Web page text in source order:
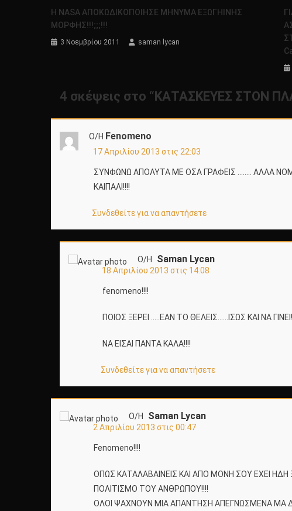
Η NASA ΑΠΟΚΩΔΙΚΟΠΟΙΗΣΕ ΜΗΝΥΜΑ ΕΞΩΓΗΙΝΗΣ
ΜΟΡΦΗΣ!!!;;;!!!
3 Νοεμβρίου 2011 saman lycan
4 σκέψεις στο “ ΚΑΤΑΣΚΕΥΕΣ ΣΤΟΝ
Ο/Η Fenomeno
17 Απριλίου 2013 στις 22:03
ΣΥΝΦΩΝΩ ΑΠΟΛΥΤΑ ΜΕ ΟΣΑ ΓΡΑΦΕΙΣ …….. ΑΛΛΑ
ΚΑΙΠΑΛΙ!!!!
Συνδεθείτε για να απαντήσετε
Ο/Η Saman Lycan
18 Απριλίου 2013 στις 14:08
fenomeno!!!!
ΠΟΙΟΣ ΞΕΡΕΙ …..ΕΑΝ ΤΟ ΘΕΛΕΙΣ……ΙΣΩΣ ΚΑΙ ΝΑ
ΝΑ ΕΙΣΑΙ ΠΑΝΤΑ ΚΑΛΑ!!!!
Συνδεθείτε για να απαντήσετε
Ο/Η Saman Lycan
2 Απριλίου 2013 στις 00:47
Fenomeno!!!!
ΟΠΩΣ ΚΑΤΑΛΑΒΑΙΝΕΙΣ ΚΑΙ ΑΠΟ ΜΟΝΗ ΣΟΥ ΕΧΕΙ
ΠΟΛΙΤΙΣΜΟ ΤΟΥ ΑΝΘΡΩΠΟΥ!!!!
ΟΛΟΙ ΨΑΧΝΟΥΝ ΜΙΑ ΑΠΑΝΤΗΣΗ ΑΠΕΓΝΩΣΜΕΝΑ ΜΑ